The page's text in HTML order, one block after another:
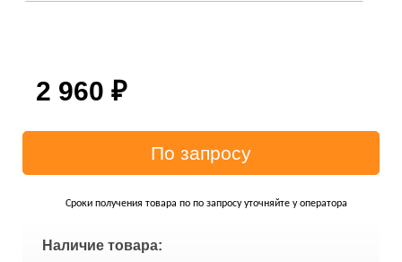
2 960 ₽
Сроки получения товара по по запросу уточняйте у оператора
Наличие товара: